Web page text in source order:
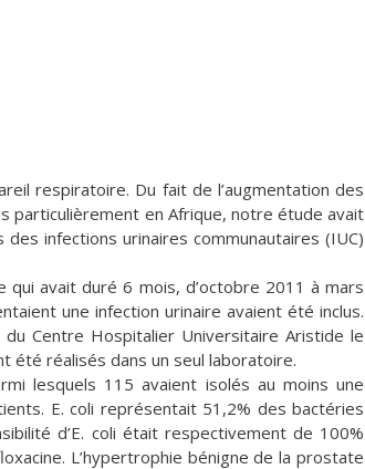
respiratoire. Du fait de l’augmentation des
particulièrement en Afrique, notre étude avait
infections urinaires communautaires (IUC)
qui avait duré 6 mois, d’octobre 2011 à mars
une infection urinaire avaient été inclus.
Centre Hospitalier Universitaire Aristide le
été réalisés dans un seul laboratoire.
lesquels 115 avaient isolés au moins une
E. coli représentait 51,2% des bactéries
d’E. coli était respectivement de 100%
L’hypertrophie bénigne de la prostate